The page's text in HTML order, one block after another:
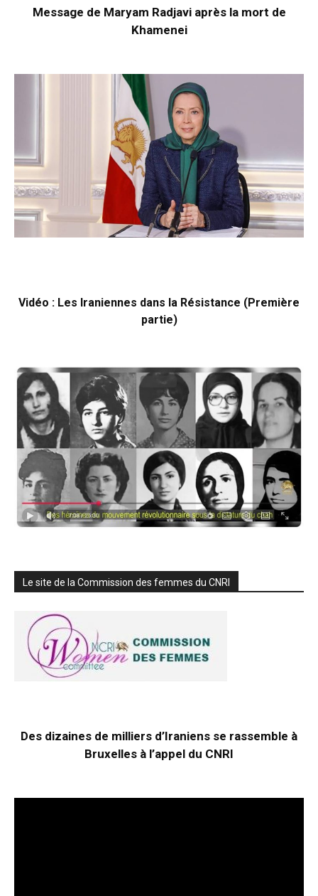
Message de Maryam Radjavi après la mort de
Khamenei
Vidéo : Les Iraniennes dans la Résistance (Première
partie)
Le site de la Commission des femmes du CNRI
Des dizaines de milliers d’Iraniens se rassemble à
Bruxelles à l’appel du CNRI